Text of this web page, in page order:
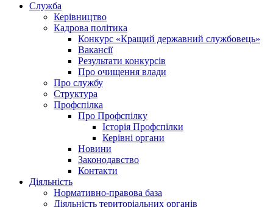
Служба
Керівництво
Кадрова політика
Конкурс «Кращий державний службовець»
Вакансії
Результати конкурсів
Про очищення влади
Про службу
Структура
Профспілка
Про Профспілку
Історія Профспілки
Керівні органи
Новини
Законодавство
Контакти
Діяльність
Нормативно-правова база
Діяльність територіальних органів